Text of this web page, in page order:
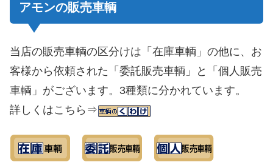
アモンの販売車輌
当店の販売車輌の区分けは「在庫車輌」の他に、お
客様から依頼された「委託販売車輌」と「個人販売
車輌」がございます。3種類に分かれています。
詳しくはこちら⇒